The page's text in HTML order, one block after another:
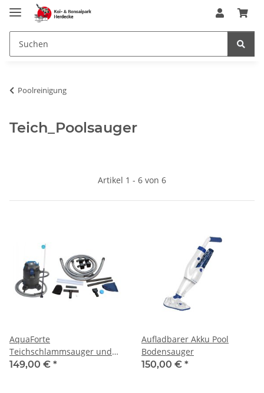
Poolreinigung
Teich_Poolsauger
Artikel 1 - 6 von 6
AquaForte
Teichschlammsauger und
Teichsauger Poolsauger
149,00 € *
Aufladbarer Akku Pool
Bodensauger
150,00 € *